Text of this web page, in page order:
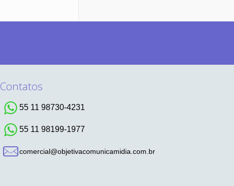
Contatos
55 11 98730-4231
55 11 98199-1977
comercial@objetivacomunicamidia.com.br